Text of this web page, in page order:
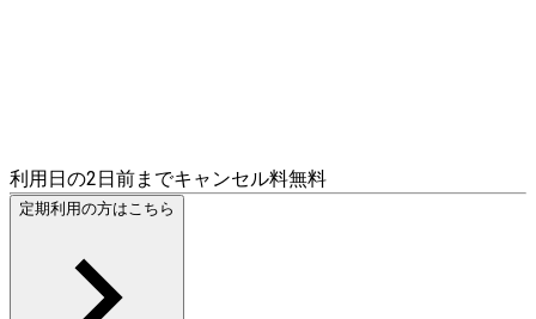
利用日の2日前までキャンセル料無料
定期利用の方はこちら